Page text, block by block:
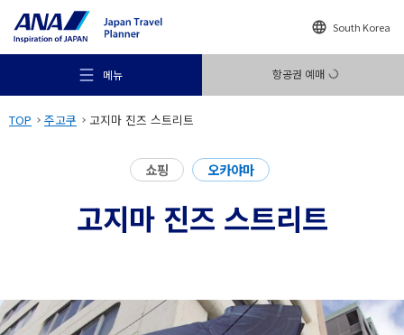
South Korea
메뉴 항공권 예매
추천 여행지
TOP 주고쿠 고지마 진즈 스트리트
쇼핑 오카야마
고지마 진즈 스트리트